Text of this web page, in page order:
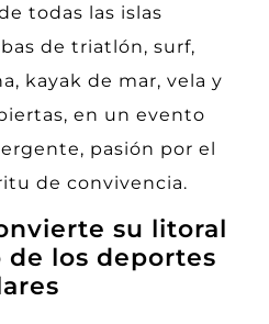
todas las islas
de triatlón, surf,
kayak de mar, vela y
en un evento
pasión por el
de convivencia.
su litoral
los deportes